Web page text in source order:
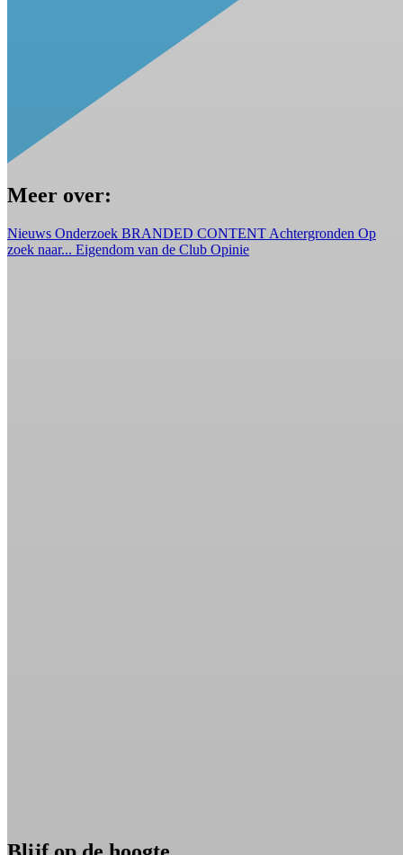
Meer over:
Nieuws Onderzoek BRANDED CONTENT Achtergronden Op
zoek naar... Eigendom van de Club Opinie